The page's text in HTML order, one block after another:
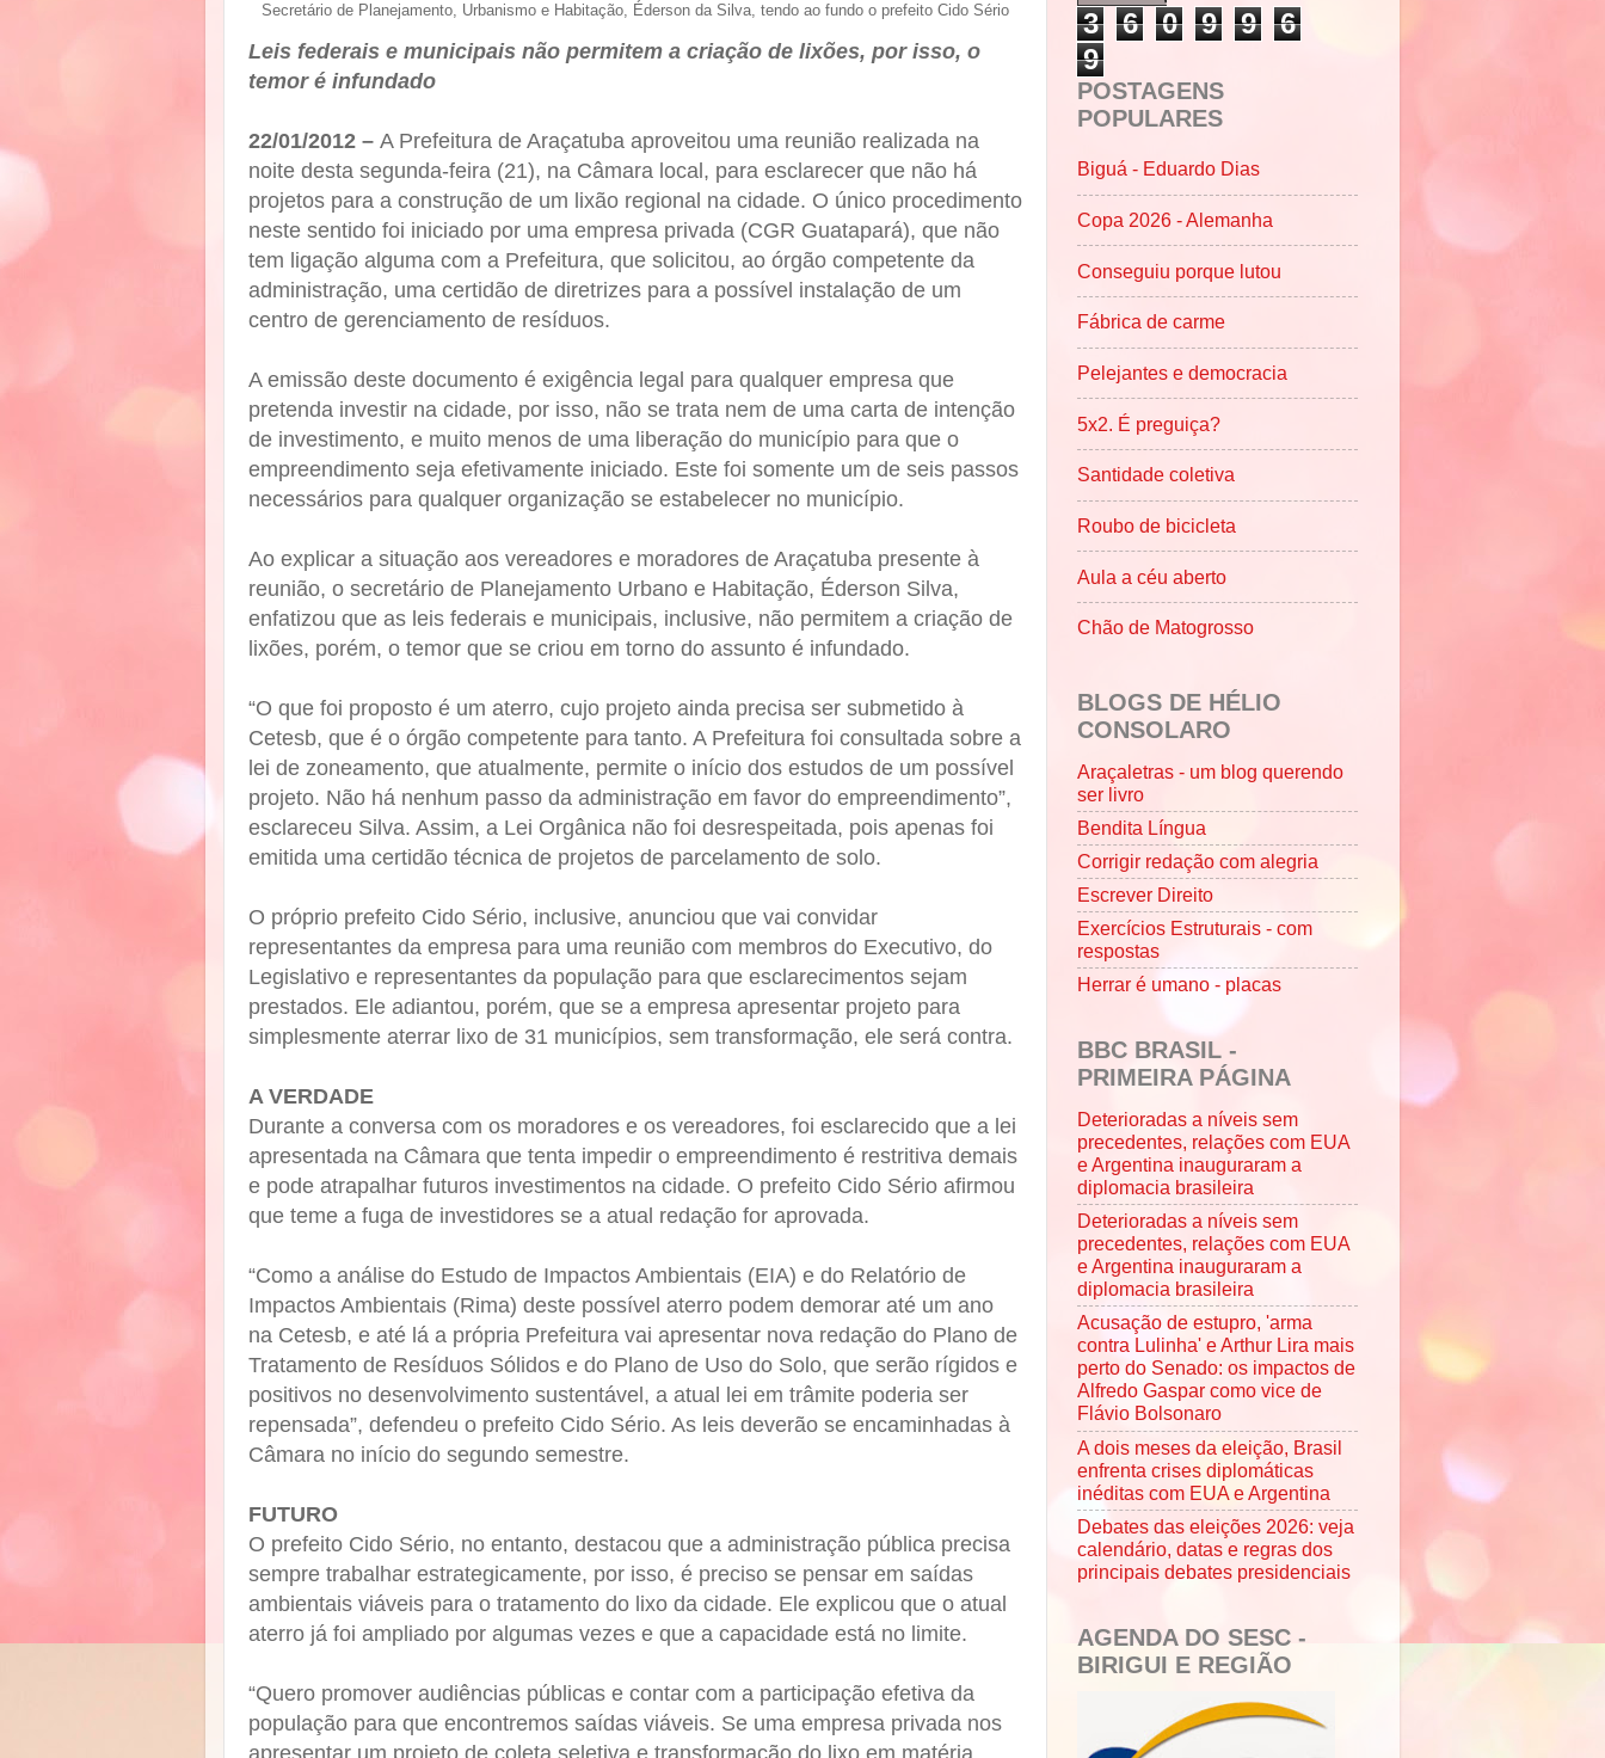
Secretário de Planejamento, Urbanismo e Habitação, Éderson da Silva, tendo ao fundo o prefeito Cido Sério
Leis federais e municipais não permitem a criação de lixões, por isso, o
temor é infundado
22/01/2012 – A Prefeitura de Araçatuba aproveitou uma reunião realizada na
noite desta segunda-feira (21), na Câmara local, para esclarecer que não há
projetos para a construção de um lixão regional na cidade. O único procedimento
neste sentido foi iniciado por uma empresa privada (CGR Guatapará), que não
tem ligação alguma com a Prefeitura, que solicitou, ao órgão competente da
administração, uma certidão de diretrizes para a possível instalação de um
centro de gerenciamento de resíduos.
A emissão deste documento é exigência legal para qualquer empresa que
pretenda investir na cidade, por isso, não se trata nem de uma carta de intenção
de investimento, e muito menos de uma liberação do município para que o
empreendimento seja efetivamente iniciado. Este foi somente um de seis passos
necessários para qualquer organização se estabelecer no município.
Ao explicar a situação aos vereadores e moradores de Araçatuba presente à
reunião, o secretário de Planejamento Urbano e Habitação, Éderson Silva,
enfatizou que as leis federais e municipais, inclusive, não permitem a criação de
lixões, porém, o temor que se criou em torno do assunto é infundado.
“O que foi proposto é um aterro, cujo projeto ainda precisa ser submetido à
Cetesb, que é o órgão competente para tanto. A Prefeitura foi consultada sobre a
lei de zoneamento, que atualmente, permite o início dos estudos de um possível
projeto. Não há nenhum passo da administração em favor do empreendimento”,
esclareceu Silva. Assim, a Lei Orgânica não foi desrespeitada, pois apenas foi
emitida uma certidão técnica de projetos de parcelamento de solo.
O próprio prefeito Cido Sério, inclusive, anunciou que vai convidar
representantes da empresa para uma reunião com membros do Executivo, do
Legislativo e representantes da população para que esclarecimentos sejam
prestados. Ele adiantou, porém, que se a empresa apresentar projeto para
simplesmente aterrar lixo de 31 municípios, sem transformação, ele será contra.
A VERDADE
Durante a conversa com os moradores e os vereadores, foi esclarecido que a lei
apresentada na Câmara que tenta impedir o empreendimento é restritiva demais
e pode atrapalhar futuros investimentos na cidade. O prefeito Cido Sério afirmou
que teme a fuga de investidores se a atual redação for aprovada.
“Como a análise do Estudo de Impactos Ambientais (EIA) e do Relatório de
Impactos Ambientais (Rima) deste possível aterro podem demorar até um ano
na Cetesb, e até lá a própria Prefeitura vai apresentar nova redação do Plano de
Tratamento de Resíduos Sólidos e do Plano de Uso do Solo, que serão rígidos e
positivos no desenvolvimento sustentável, a atual lei em trâmite poderia ser
repensada”, defendeu o prefeito Cido Sério. As leis deverão se encaminhadas à
Câmara no início do segundo semestre.
FUTURO
O prefeito Cido Sério, no entanto, destacou que a administração pública precisa
sempre trabalhar estrategicamente, por isso, é preciso se pensar em saídas
ambientais viáveis para o tratamento do lixo da cidade. Ele explicou que o atual
aterro já foi ampliado por algumas vezes e que a capacidade está no limite.
“Quero promover audiências públicas e contar com a participação efetiva da
população para que encontremos saídas viáveis. Se uma empresa privada nos
3 6 0 9 9
6
9
POSTAGENS
POPULARES
Biguá - Eduardo Dias
Copa 2026 - Alemanha
Conseguiu porque lutou
Fábrica de carme
Pelejantes e democracia
5x2. É preguiça?
Santidade coletiva
Roubo de bicicleta
Aula a céu aberto
Chão de Matogrosso
BLOGS DE HÉLIO
CONSOLARO
Araçaletras - um blog querendo
ser livro
Bendita Língua
Corrigir redação com alegria
Escrever Direito
Exercícios Estruturais - com
respostas
Herrar é umano - placas
BBC BRASIL -
PRIMEIRA PÁGINA
Deterioradas a níveis sem
precedentes, relações com EUA
e Argentina inauguraram a
diplomacia brasileira
Deterioradas a níveis sem
precedentes, relações com EUA
e Argentina inauguraram a
diplomacia brasileira
Acusação de estupro, 'arma
contra Lulinha' e Arthur Lira mais
perto do Senado: os impactos de
Alfredo Gaspar como vice de
Flávio Bolsonaro
A dois meses da eleição, Brasil
enfrenta crises diplomáticas
inéditas com EUA e Argentina
Debates das eleições 2026: veja
calendário, datas e regras dos
principais debates presidenciais
AGENDA DO SESC -
BIRIGUI E REGIÃO